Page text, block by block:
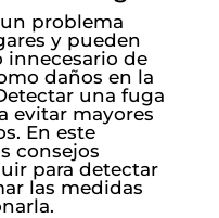
problema
y pueden
innecesario de
daños en la
una fuga
evitar mayores
En este
consejos
para detectar
las medidas